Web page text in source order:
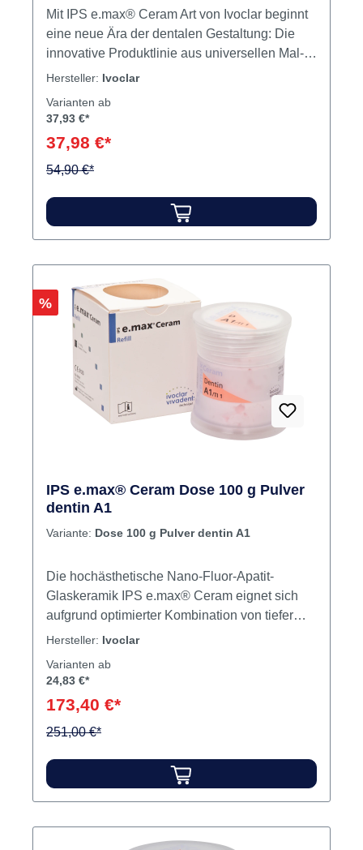
Mit IPS e.max® Ceram Art von Ivoclar beginnt
eine neue Ära der dentalen Gestaltung: Die
innovative Produktlinie aus universellen Mal-,
Glasur- und Strukturpasten verwandelt
Meisterwerke. Ob monolithisch oder
Farbe, Form und Textur mit künstlerischer
Hersteller: Ivoclar
Varianten ab
37,93 €*
37,98 €*
54,90 €*
Rabatt
%
IPS e.max® Ceram Dose 100 g Pulver
dentin A1
Variante: Dose 100 g Pulver dentin A1
Die hochästhetische Nano-Fluor-Apatit-
Glaskeramik IPS e.max® Ceram eignet sich
aufgrund optimierter Kombination von tiefer
Brenntemperatur und WAK zur Verblendung
CAD/CAM-geschliffenen Materialien des IPS
Schichtkonzept unterstützt die einheitliche und
ausdrucksstarke ästhetische Erscheinung.
Hersteller: Ivoclar
Varianten ab
24,83 €*
173,40 €*
251,00 €*